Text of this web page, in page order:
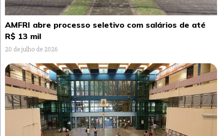
AMFRI abre processo seletivo com salários de até
R$ 13 mil
20 de julho de 2026